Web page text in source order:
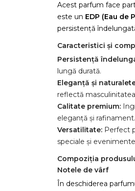
Acest parfum face
este un EDP (Eau de
persistență
Caracteristici și
Persistență
lungă durată.
Eleganță și
reflectă
Calitate premium:
eleganță și rafinament.
Versatilitate: Perfect
speciale și
Compoziția
Notele de vârf
În deschiderea